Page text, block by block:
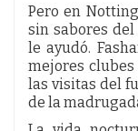
Pero en
sin sabores
le ayudó.
mejores
las visitas del
de la